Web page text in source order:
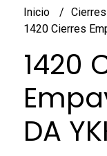
Inicio Cierres
1420 Cierres
1420
DA